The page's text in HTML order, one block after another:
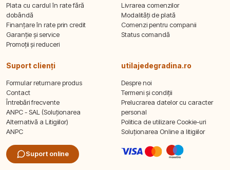
Plata cu cardul în rate fără
dobândă
Finanțare în rate prin credit
Garanție și service
Promoții și reduceri
Livrarea comenzilor
Modalități de plată
Comenzi pentru companii
Status comandă
Suport clienți
Formular returnare produs
Contact
Întrebări frecvente
ANPC - SAL (Soluționarea
Alternativă a Litigiilor)
ANPC
Suport online
utilajedegradina.ro
Despre noi
Termeni și condiții
Prelucrarea datelor cu caracter
personal
Politica de utilizare Cookie-uri
Soluționarea Online a litigiilor